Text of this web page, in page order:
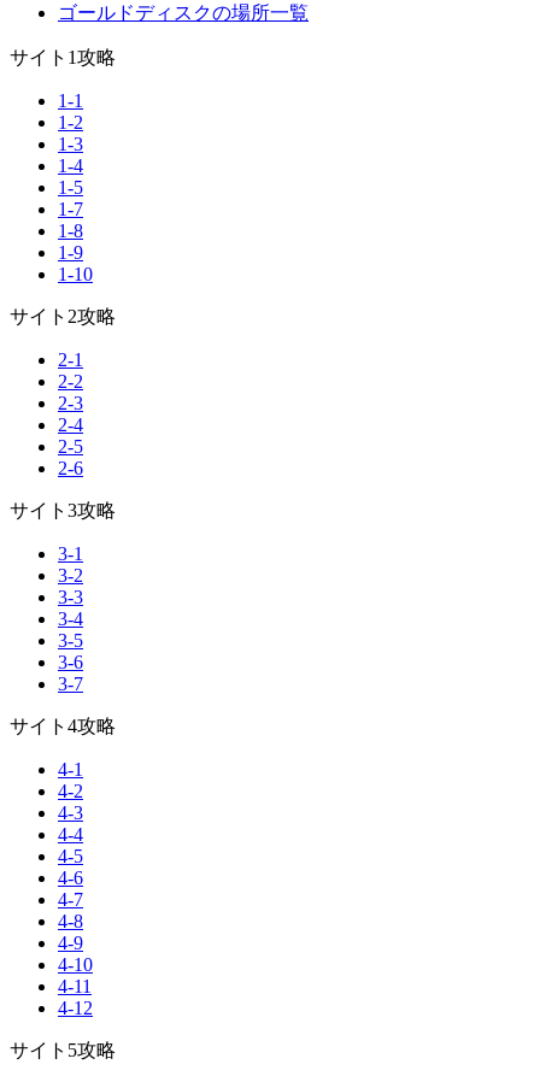
ゴールドディスクの場所一覧
サイト1攻略
1-1
1-2
1-3
1-4
1-5
1-7
1-8
1-9
1-10
サイト2攻略
2-1
2-2
2-3
2-4
2-5
2-6
サイト3攻略
3-1
3-2
3-3
3-4
3-5
3-6
3-7
サイト4攻略
4-1
4-2
4-3
4-4
4-5
4-6
4-7
4-8
4-9
4-10
4-11
4-12
サイト5攻略